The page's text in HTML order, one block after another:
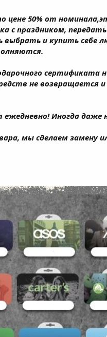
50% от
с праздником,
и купить себе
сертификата
не возвращается
Иногда даже
мы сделаем замену